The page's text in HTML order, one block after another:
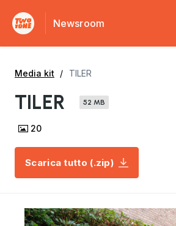
Newsroom
Media kit TILER
TILER 52 MB
20
Scarica tutto (.zip)